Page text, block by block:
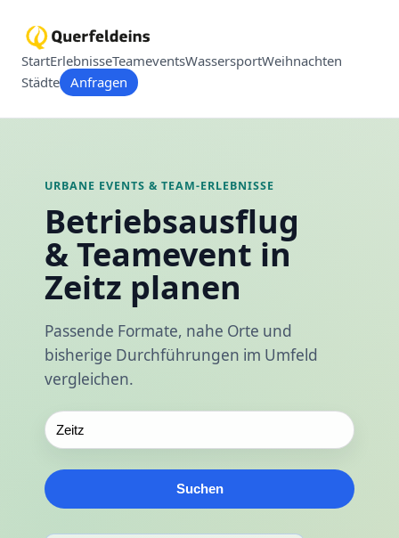
StartErlebnisseTeameventsWassersportWeihnachten
Städte Anfragen
URBANE EVENTS & TEAM-ERLEBNISSE
Betriebsausflug
& Teamevent in
Zeitz planen
Passende Formate, nahe Orte und
bisherige Durchführungen im Umfeld
vergleichen.
Suchen